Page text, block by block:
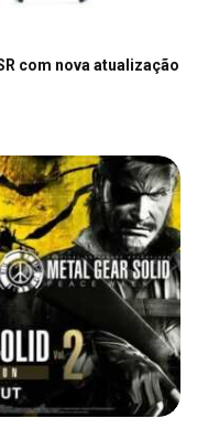
com nova atualização